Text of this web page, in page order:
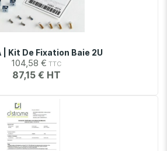
| Kit De Fixation Baie 2U
104,58 €
87,15 €